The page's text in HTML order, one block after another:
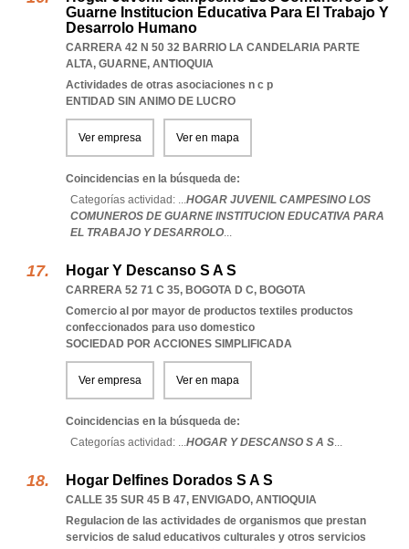
Guarne Institucion Educativa Para El Trabajo Y
Desarrolo Humano
CARRERA 42 N 50 32 BARRIO LA CANDELARIA PARTE
ALTA, GUARNE, ANTIOQUIA
Actividades de otras asociaciones n c p
ENTIDAD SIN ANIMO DE LUCRO
Ver empresa Ver en mapa
Coincidencias en la búsqueda de:
Categorías actividad: ...HOGAR JUVENIL CAMPESINO LOS
COMUNEROS DE GUARNE INSTITUCION EDUCATIVA PARA
EL TRABAJO Y DESARROLO...
Hogar Y Descanso S A S
CARRERA 52 71 C 35, BOGOTA D C, BOGOTA
Comercio al por mayor de productos textiles productos
confeccionados para uso domestico
SOCIEDAD POR ACCIONES SIMPLIFICADA
Ver empresa Ver en mapa
Coincidencias en la búsqueda de:
Categorías actividad: ...HOGAR Y DESCANSO S A S...
Hogar Delfines Dorados S A S
CALLE 35 SUR 45 B 47, ENVIGADO, ANTIOQUIA
Regulacion de las actividades de organismos que prestan
servicios de salud educativos culturales y otros servicios